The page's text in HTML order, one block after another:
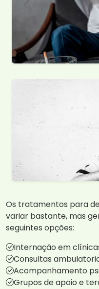
Os tratamentos para
variar bastante, mas
seguintes opções:
Internação em
Consultas
Acompanhamento
Grupos de apoio e